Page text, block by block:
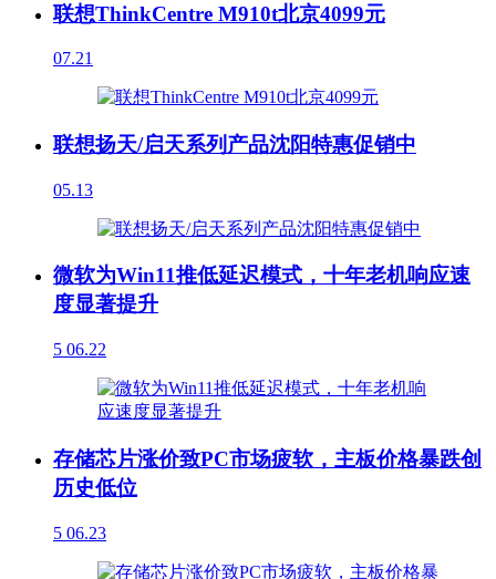
联想ThinkCentre M910t北京4099元
07.21
联想扬天/启天系列产品沈阳特惠促销中
05.13
微软为Win11推低延迟模式，十年老机响应速
度显著提升
5 06.22
存储芯片涨价致PC市场疲软，主板价格暴跌创
历史低位
5 06.23